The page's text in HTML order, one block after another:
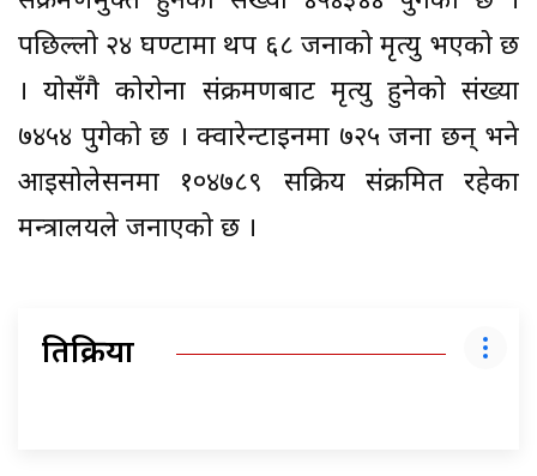
पछिल्लो २४ घण्टामा थप ६८ जनाको मृत्यु भएको छ
। योसँगै कोरोना संक्रमणबाट मृत्यु हुनेको संख्या
७४५४ पुगेको छ । क्वारेन्टाइनमा ७२५ जना छन् भने
आइसोलेसनमा १०४७८९ सक्रिय संक्रमित रहेका
मन्त्रालयले जनाएको छ ।
प्रतिक्रिया